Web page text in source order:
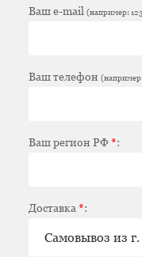
Ваш e-mail (например:
Ваш телефон
Ваш регион РФ*:
Доставка *: